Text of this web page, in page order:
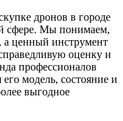
дронов в городе
сфере. Мы понимаем,
а ценный инструмент
оценку и
профессионалов
модель, состояние и
выгодное